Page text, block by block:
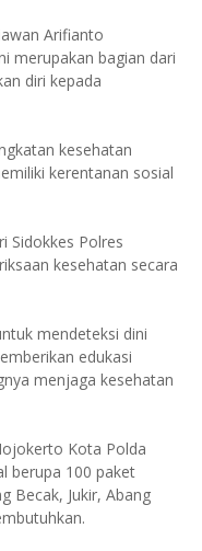
Arifianto
merupakan bagian dari
diri kepada
kesehatan
kerentanan sosial
Sidokkes Polres
kesehatan secara
mendeteksi dini
edukasi
menjaga kesehatan
Kota Polda
berupa 100 paket
Becak, Jukir, Abang